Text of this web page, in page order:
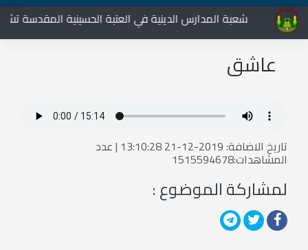
شعبة المدارس الدينية في العتبة الحسينية المقدسة
عاشق
تاريخ الاضافة: 2019-12-21 13:10:28 | عدد
المشاهدات:1515594678
لمشاركة الموضوع :